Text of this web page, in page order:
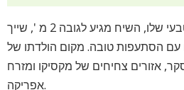
בבית הגידול הטבעי שלו, השיח מגיע לגובה 2 מ ', שייך
עם הסתעפות טובה. מקום הולדתו של
אזורים צחיחים של מקסיקו ומזרח
אפריקה.